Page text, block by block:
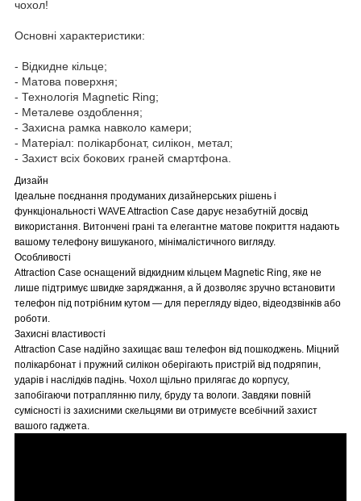
чохол!
Основні характеристики:
- Відкидне кільце;
- Матова поверхня;
- Технологія Magnetic Ring;
- Металеве оздоблення;
- Захисна рамка навколо камери;
- Матеріал: полікарбонат, силікон, метал;
- Захист всіх бокових граней смартфона.
Дизайн
Ідеальне поєднання продуманих дизайнерських рішень і
функціональності WAVE Attraction Case дарує незабутній досвід
використання. Витончені грані та елегантне матове покриття надають
вашому телефону вишуканого, мінімалістичного вигляду.
Особливості
Attraction Case оснащений відкидним кільцем Magnetic Ring, яке не
лише підтримує швидке заряджання, а й дозволяє зручно встановити
телефон під потрібним кутом — для перегляду відео, відеодзвінків або
роботи.
Захисні властивості
Attraction Case надійно захищає ваш телефон від пошкоджень. Міцний
полікарбонат і пружний силікон оберігають пристрій від подряпин,
ударів і наслідків падінь. Чохол щільно прилягає до корпусу,
запобігаючи потраплянню пилу, бруду та вологи. Завдяки повній
сумісності із захисними скельцями ви отримуєте всебічний захист
вашого гаджета.